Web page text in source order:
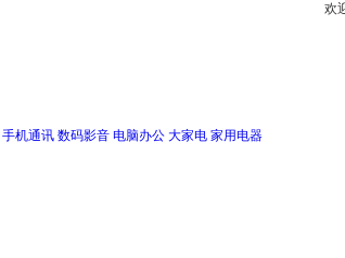
欢
手机通讯 数码影音 电脑办公 大家电 家用电器